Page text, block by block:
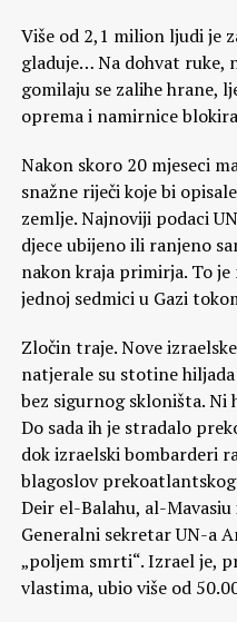
Više od 2,1 milion ljudi je
gladuje… Na dohvat ruke,
gomilaju se zalihe hrane,
oprema i namirnice
Nakon skoro 20 mjeseci
snažne riječi koje bi
zemlje. Najnoviji podaci
djece ubijeno ili ranjeno
nakon kraja primirja. To
jednoj sedmici u Gazi
Zločin traje. Nove
natjerale su stotine
bez sigurnog skloništa. Ni
Do sada ih je stradalo
dok izraelski bombarderi
blagoslov
Deir el-Balahu, al-
Generalni sekretar UN-a
„poljem smrti“. Izrael je,
vlastima, ubio više od